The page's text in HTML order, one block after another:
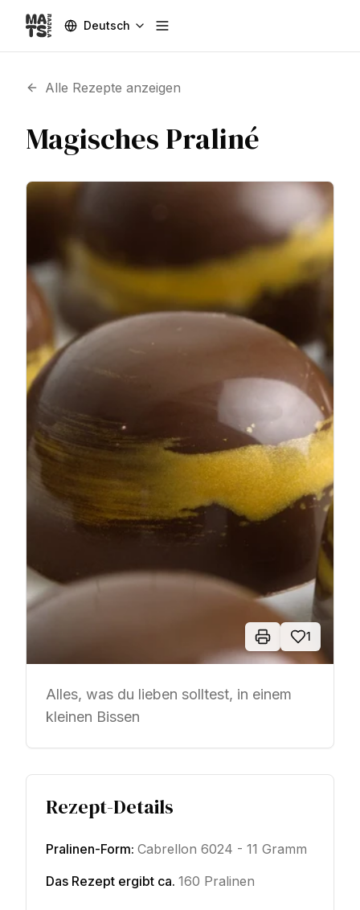
Deutsch Toggle menu
Alle Rezepte anzeigen
Magisches Praliné
1
Alles, was du lieben solltest, in einem
kleinen Bissen
Rezept-Details
Pralinen-Form: Cabrellon 6024 - 11 Gramm
Das Rezept ergibt ca. 160 Pralinen